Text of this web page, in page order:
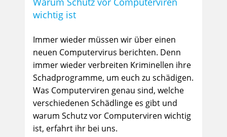
wichtig ist
Immer wieder müssen wir über einen
neuen Computervirus berichten. Denn
immer wieder verbreiten Kriminellen ihre
Schadprogramme, um euch zu schädigen.
Was Computerviren genau sind, welche
verschiedenen Schädlinge es gibt und
warum Schutz vor Computerviren wichtig
ist, erfahrt ihr bei uns.